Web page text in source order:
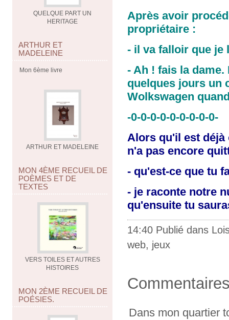
QUELQUE PART UN
HERITAGE
ARTHUR ET
MADELEINE
Mon 6ème livre
ARTHUR ET MADELEINE
MON 4ÈME RECUEIL DE
POÈMES ET DE
TEXTES
VERS TOILES ET AUTRES
HISTOIRES
MON 2ÈME RECUEIL DE
POÉSIES.
Après avoir
propriétaire :
- il va falloir que je
- Ah ! fais la
quelques jours un
Wolkswagen
-0-0-0-0-0-0-0-0-0-
Alors qu'il est déjà
n'a pas encore
- qu'est-ce que tu
- je raconte notre
qu'ensuite tu
14:40 Publié dans
web, jeux
Dans mon quartier